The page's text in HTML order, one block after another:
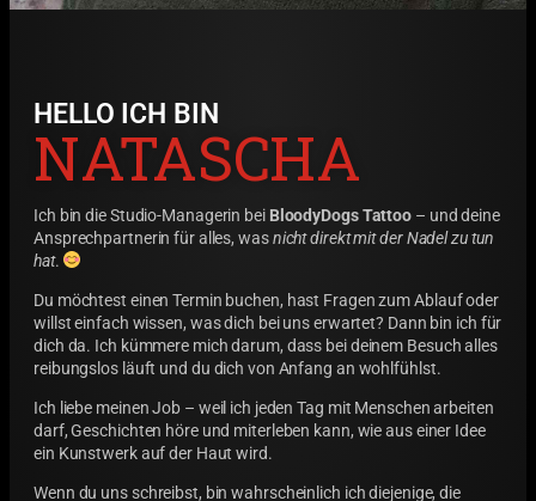
HELLO ICH BIN
NATASCHA
Ich bin die Studio-Managerin bei BloodyDogs Tattoo – und deine
Ansprechpartnerin für alles, wasnicht direkt mit der Nadel zu tun
hat.
Du möchtest einen Termin buchen, hast Fragen zum Ablauf oder
willst einfach wissen, was dich bei uns erwartet? Dann bin ich für
dich da. Ich kümmere mich darum, dass bei deinem Besuch alles
reibungslos läuft und du dich von Anfang an wohlfühlst.
Ich liebe meinen Job – weil ich jeden Tag mit Menschen arbeiten
darf, Geschichten höre und miterleben kann, wie aus einer Idee
ein Kunstwerk auf der Haut wird.
Wenn du uns schreibst, bin wahrscheinlich ich diejenige, die